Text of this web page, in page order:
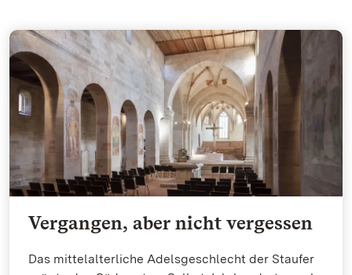
Vergangen, aber nicht vergessen
Das mittelalterliche Adelsgeschlecht der Staufer